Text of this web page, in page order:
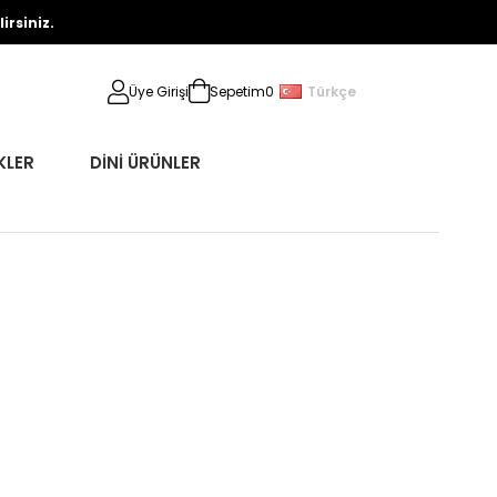
Üye Girişi Sepetim0 Türkçe
DİNİ ÜRÜNLER